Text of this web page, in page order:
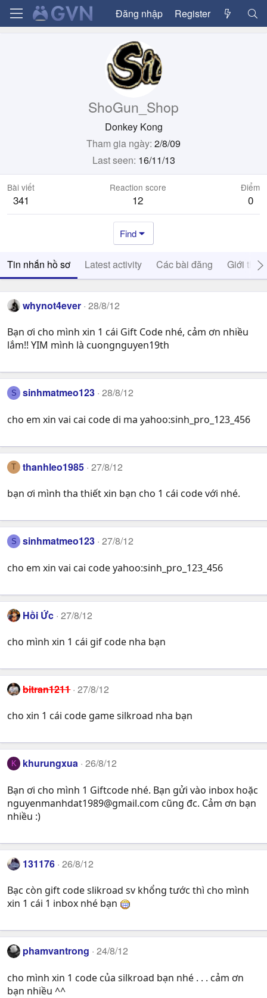
Đăng nhập Register
ShoGun_Shop
Donkey Kong
Tham gia ngày 2/8/09
Last seen 16/11/13
Bài viết
341
Reaction score
12
Điểm
0
Find
Tin nhắn hồ sơ Latest activity Các bài đăng Giới thiệu
whynot4ever 28/8/12
Bạn ơi cho mình xin 1 cái Gift Code nhé, cảm ơn nhiều
lắm!! YIM mình là cuongnguyen19th
S sinhmatmeo123 28/8/12
cho em xin vai cai code di ma yahoo:sinh_pro_123_456
T thanhleo1985 27/8/12
bạn ơi mình tha thiết xin bạn cho 1 cái code với nhé.
S sinhmatmeo123 27/8/12
cho em xin vai cai code yahoo:sinh_pro_123_456
Hồi Ức 27/8/12
cho mình xin 1 cái gif code nha bạn
bitran1211 27/8/12
cho xin 1 cái code game silkroad nha bạn
K khurungxua 26/8/12
Bạn ơi cho mình 1 Giftcode nhé. Bạn gửi vào inbox hoặc
nguyenmanhdat1989@gmail.com cũng đc. Cảm ơn bạn
nhiều :)
131176 26/8/12
Bạc còn gift code slikroad sv khổng tước thì cho mình
xin 1 cái 1 inbox nhé bạn
phamvantrong 24/8/12
cho mình xin 1 code của silkroad bạn nhé . . . cảm ơn
bạn nhiều ^^